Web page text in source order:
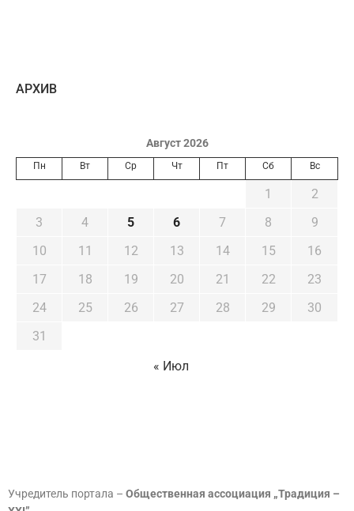
AРХИВ
Август 2026
Пн Вт Ср Чт Пт Сб Вс
1
2
3
4 5 6 7 8
9
10
11 12 13 14 15
16
17
18 19 20 21 22
23
24
25 26 27 28 29
30
31
« Июл
Учредитель портала – Общественная ассоциация „Традиция –